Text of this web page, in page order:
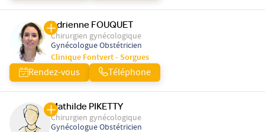
Adrienne FOUQUET
Chirurgien gynécologique
Gynécologue Obstétricien
Clinique Fontvert - Sorgues
Rendez-vous Téléphone
Mathilde PIKETTY
Chirurgien gynécologique
Gynécologue Obstétricien